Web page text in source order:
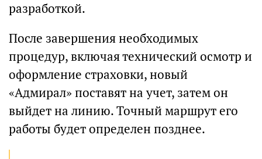
разработкой.
После завершения необходимых
процедур, включая технический осмотр и
оформление страховки, новый
«Адмирал» поставят на учет, затем он
выйдет на линию. Точный маршрут его
работы будет определен позднее.